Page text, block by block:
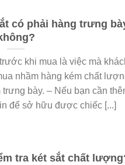
có phải hàng trưng
khi mua là việc mà
nhầm hàng kém chất
bày. – Nếu bạn cần
để sở hữu được chiếc [...]
tra két sắt chất